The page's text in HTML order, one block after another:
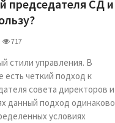
председателя СД и
717
стили управления. В
есть четкий подход к
совета директоров и
данный подход одинаково
условиях